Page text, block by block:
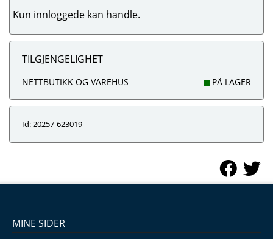
Kun innloggede kan handle.
TILGJENGELIGHET
NETTBUTIKK OG VAREHUS PÅ LAGER
Id: 20257-623019
MINE SIDER